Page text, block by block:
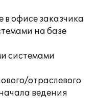
офисе заказчика
на базе
системами
отраслевого
ведения